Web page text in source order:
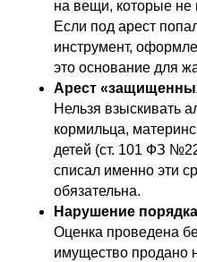
на вещи, которые не
Если под арест
инструмент,
это основание для
Арест
Нельзя взыскивать
кормильца,
детей (ст. 101 ФЗ
списал именно эти
обязательна.
Нарушение
Оценка проведена
имущество продано